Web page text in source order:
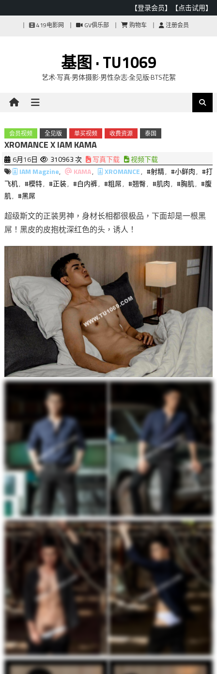
【登录会员】 【点击试用】
419电影网 GV俱乐部 购物车 注册会员
基图 · TU1069
艺术·写真·男体摄影·男性杂志·全见版·BTS花絮
会员视频 全见版 单买视频 收费资源 泰国
XROMANCE X IAM KAMA
6月16日 310963 次 写真下载
视频下载
IAM Magzine, KAMA, XROMANCE, #射精, #小鲜肉, #打
飞机, #模特, #正装, #白内裤, #粗屌, #翘臀, #肌肉, #胸肌, #腹
肌, #黑屌
超级斯文的正装男神，身材长相都很极品，下面却是一根黑
屌！黑皮的皮抱枕深红色的头，诱人！